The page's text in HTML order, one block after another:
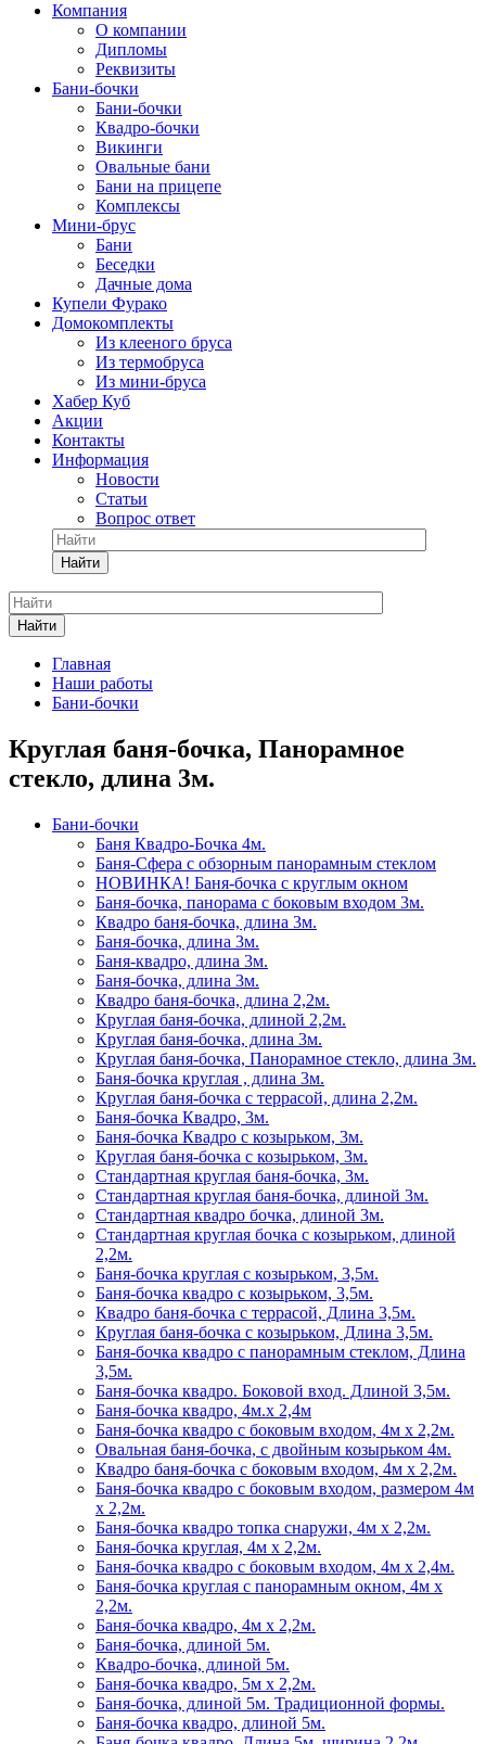
Компания
О компании
Дипломы
Реквизиты
Бани-бочки
Бани-бочки
Квадро-бочки
Викинги
Овальные бани
Бани на прицепе
Комплексы
Мини-брус
Бани
Беседки
Дачные дома
Купели Фурако
Домокомплекты
Из клееного бруса
Из термобруса
Из мини-бруса
Хабер Куб
Акции
Контакты
Информация
Новости
Статьи
Вопрос ответ
Найти
Найти
Главная
Наши работы
Бани-бочки
Круглая баня-бочка, Панорамное
стекло, длина 3м.
Бани-бочки
Баня Квадро-Бочка 4м.
Баня-Сфера с обзорным панорамным стеклом
НОВИНКА! Баня-бочка с круглым окном
Баня-бочка, панорама с боковым входом 3м.
Квадро баня-бочка, длина 3м.
Баня-бочка, длина 3м.
Баня-квадро, длина 3м.
Баня-бочка, длина 3м.
Квадро баня-бочка, длина 2,2м.
Круглая баня-бочка, длиной 2,2м.
Круглая баня-бочка, длина 3м.
Круглая баня-бочка, Панорамное стекло, длина 3м.
Баня-бочка круглая , длина 3м.
Круглая баня-бочка с террасой, длина 2,2м.
Баня-бочка Квадро, 3м.
Баня-бочка Квадро с козырьком, 3м.
Круглая баня-бочка с козырьком, 3м.
Стандартная круглая баня-бочка, 3м.
Стандартная круглая баня-бочка, длиной 3м.
Стандартная квадро бочка, длиной 3м.
Стандартная круглая бочка с козырьком, длиной
2,2м.
Баня-бочка круглая с козырьком, 3,5м.
Баня-бочка квадро с козырьком, 3,5м.
Квадро баня-бочка с террасой, Длина 3,5м.
Круглая баня-бочка с козырьком, Длина 3,5м.
Баня-бочка квадро с панорамным стеклом, Длина
3,5м.
Баня-бочка квадро. Боковой вход. Длиной 3,5м.
Баня-бочка квадро, 4м.х 2,4м
Баня-бочка квадро с боковым входом, 4м х 2,2м.
Овальная баня-бочка, с двойным козырьком 4м.
Квадро баня-бочка с боковым входом, 4м х 2,2м.
Баня-бочка квадро с боковым входом, размером 4м
х 2,2м.
Баня-бочка квадро топка снаружи, 4м х 2,2м.
Баня-бочка круглая, 4м х 2,2м.
Баня-бочка квадро с боковым входом, 4м х 2,4м.
Баня-бочка круглая с панорамным окном, 4м х
2,2м.
Баня-бочка квадро, 4м х 2,2м.
Баня-бочка, длиной 5м.
Квадро-бочка, длиной 5м.
Баня-бочка квадро, 5м х 2,2м.
Баня-бочка, длиной 5м. Традиционной формы.
Баня-бочка квадро, длиной 5м.